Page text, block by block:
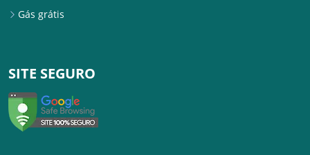
Gás grátis
SITE SEGURO